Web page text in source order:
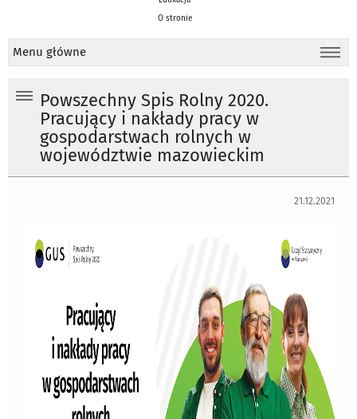
O stronie
Menu główne
Powszechny Spis Rolny 2020.
Pracujący i nakłady pracy w
gospodarstwach rolnych w
województwie mazowieckim
21.12.2021